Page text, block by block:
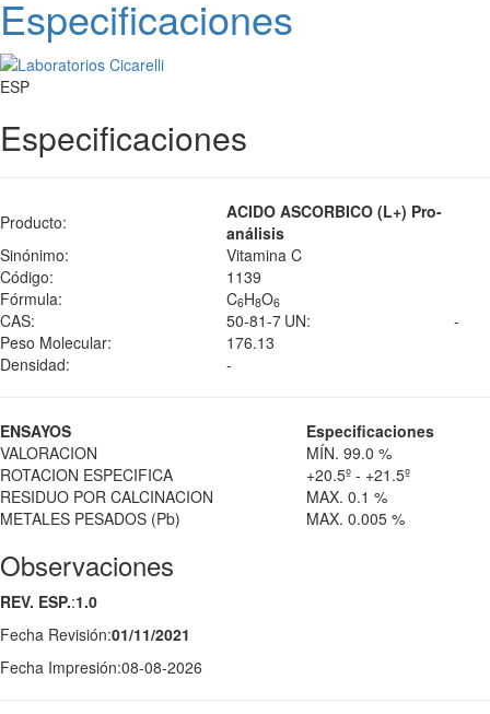
Especificaciones
ESP
Especificaciones
Producto:
ACIDO ASCORBICO (L+) Pro-
análisis
Sinónimo:
Vitamina C
Código:
1139
Fórmula:
C6H8O6
CAS: 50-81-7 UN:
-
Peso Molecular:
176.13
Densidad:
-
ENSAYOS
Especificaciones
VALORACION
MÍN. 99.0 %
ROTACION ESPECIFICA
+20.5º - +21.5º
RESIDUO POR CALCINACION
MAX. 0.1 %
METALES PESADOS (Pb)
MAX. 0.005 %
Observaciones
REV. ESP.:1.0
Fecha Revisión:01/11/2021
Fecha Impresión:08-08-2026